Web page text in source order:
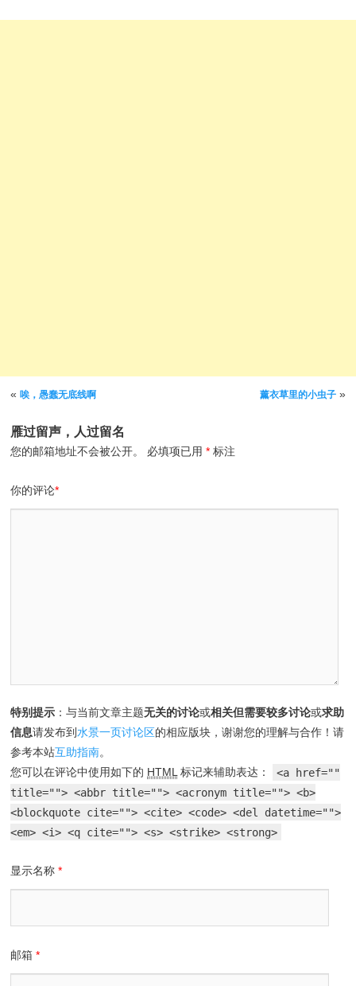
文章导航
«唉，愚蠢无底线啊 薰衣草里的小虫子»
雁过留声，人过留名
您的邮箱地址不会被公开。 必填项已用* 标注
你的评论*
特别提示 ：与当前文章主题无关的讨论或相关但需要较多讨论或求助
信息请发布到水景一页讨论区的相应版块，谢谢您的理解与合作！请
参考本站互助指南。
您可以在评论中使用如下的 HTML标记来辅助表达：
<a href=""
title=""> <abbr title=""> <acronym title=""> <b>
<blockquote cite=""> <cite> <code> <del datetime="">
<em> <i> <q cite=""> <s> <strike> <strong>
显示名称*
邮箱*